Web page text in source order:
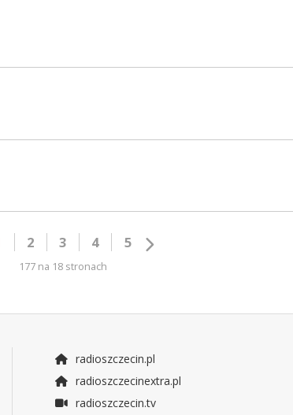
2 3 4 5
177 na 18 stronach
radioszczecin.pl
radioszczecinextra.pl
radioszczecin.tv